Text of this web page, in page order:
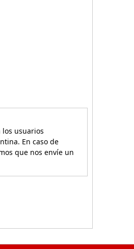
usuarios
En caso de
que nos envíe un